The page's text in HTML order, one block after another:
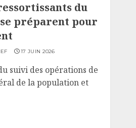
du
préparent pour
17 JUIN 2026
suivi des opérations de
de la population et